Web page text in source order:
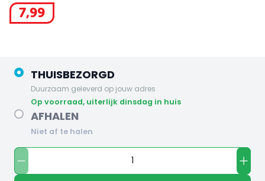
7,99
THUISBEZORGD
Duurzaam geleverd op jouw adres
op voorraad, uiterlijk dinsdag in huis
AFHALEN
Niet af te halen